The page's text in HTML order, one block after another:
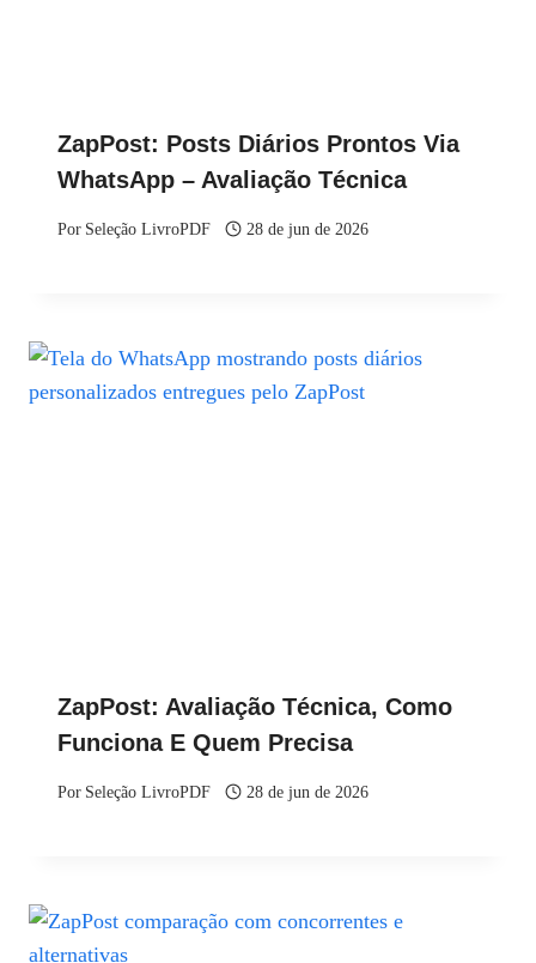
ZapPost: Posts Diários Prontos Via
WhatsApp – Avaliação Técnica
Por Seleção LivroPDF 28 de jun de 2026
ZapPost: Avaliação Técnica, Como
Funciona E Quem Precisa
Por Seleção LivroPDF 28 de jun de 2026